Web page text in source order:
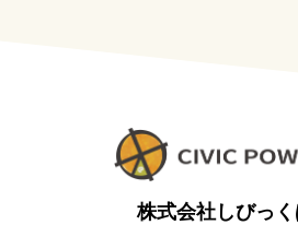
株式会社しびっ